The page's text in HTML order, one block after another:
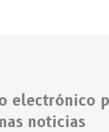
electrónico
noticias